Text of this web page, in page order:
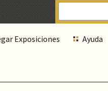
Exposiciones Ayuda